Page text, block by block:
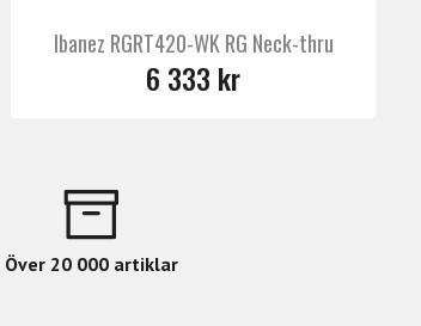
Ibanez RGRT420-WK RG Neck-thru
6 333 kr
Över 20 000 artiklar